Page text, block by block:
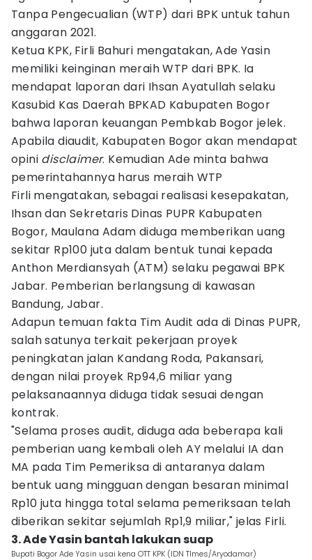
Tanpa Pengecualian (WTP) dari BPK untuk tahun
anggaran 2021.
Ketua KPK, Firli Bahuri mengatakan, Ade Yasin
memiliki keinginan meraih WTP dari BPK. Ia
mendapat laporan dari Ihsan Ayatullah selaku
Kasubid Kas Daerah BPKAD Kabupaten Bogor
bahwa laporan keuangan Pembkab Bogor jelek.
Apabila diaudit, Kabupaten Bogor akan mendapat
opini disclaimer. Kemudian Ade minta bahwa
pemerintahannya harus meraih WTP
Firli mengatakan, sebagai realisasi kesepakatan,
Ihsan dan Sekretaris Dinas PUPR Kabupaten
Bogor, Maulana Adam diduga memberikan uang
sekitar Rp100 juta dalam bentuk tunai kepada
Anthon Merdiansyah (ATM) selaku pegawai BPK
Jabar. Pemberian berlangsung di kawasan
Bandung, Jabar.
Adapun temuan fakta Tim Audit ada di Dinas PUPR,
salah satunya terkait pekerjaan proyek
peningkatan jalan Kandang Roda, Pakansari,
dengan nilai proyek Rp94,6 miliar yang
pelaksanaannya diduga tidak sesuai dengan
kontrak.
"Selama proses audit, diduga ada beberapa kali
pemberian uang kembali oleh AY melalui IA dan
MA pada Tim Pemeriksa di antaranya dalam
bentuk uang mingguan dengan besaran minimal
Rp10 juta hingga total selama pemeriksaan telah
diberikan sekitar sejumlah Rp1,9 miliar," jelas Firli.
3. Ade Yasin bantah lakukan suap
Bupati Bogor Ade Yasin usai kena OTT KPK (IDN TImes/Aryodamar)